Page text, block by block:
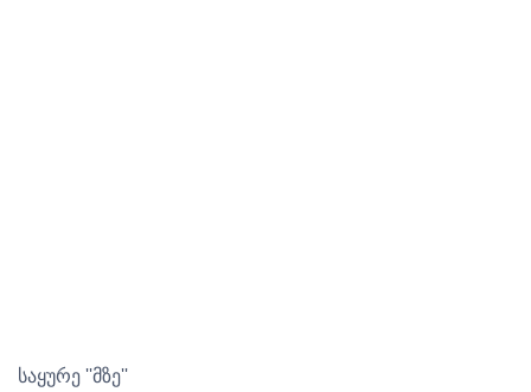
საყურე ''მზე''